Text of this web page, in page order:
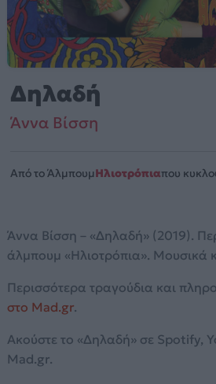
Δηλαδή
Άννα Βίσση
Από το ΆλμπουμΗλιοτρόπιαπου
Άννα Βίσση – «Δηλαδή» (2019).
άλμπουμ «Ηλιοτρόπια». Μουσικά
Περισσότερα τραγούδια και
στο Mad.gr.
Ακούστε το «Δηλαδή» σε Spotify,
Mad.gr.